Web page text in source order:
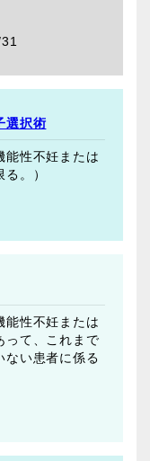
選択術
能性不妊または
。）
能性不妊または
って、これまで
ない患者に係る